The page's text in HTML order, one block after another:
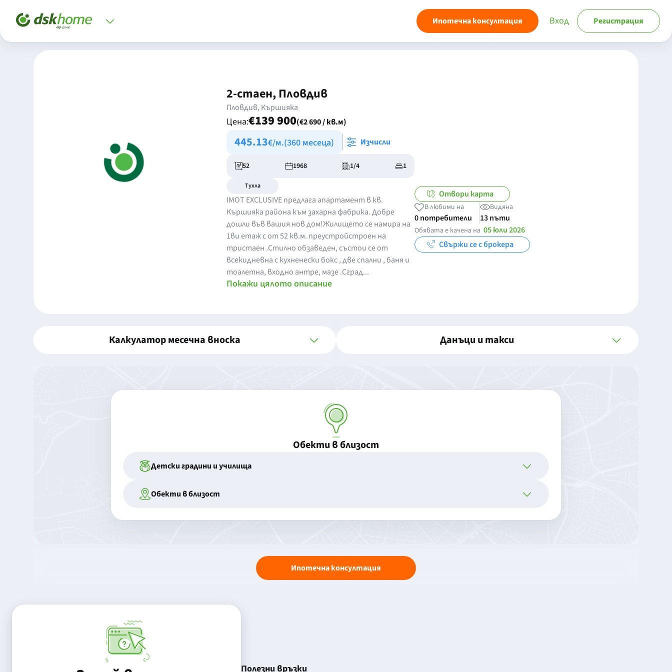
Ипотечна консултация Вход Регистрация
2-стаен, Пловдив
Пловдив, Кършияка
Цена:€139 900(€2 690 / кв.м)
445.13€/м.(360 месеца) Изчисли
52 1968 1/4 1
Тухла
IMOT EXCLUSIVE предлага апартамент в кв.
Кършияка района към захарна фабрика. Добре
дошли във вашия нов дом!Жилището се намира на
1ви етаж с от 52 кв.м. преустройстроен на
тристаен .Стилно обзаведен, състои се от
всекидневна с кухненески бокс , две спални , баня и
тоалетна, входно антре, мазе .Сград...
Покажи цялото описание
Отвори карта
В любими на
0 потребители
Видяна
13 пъти
Обявата е качена на 05 юли 2026
Свържи се с брокера
Калкулатор месечна вноска Данъци и такси
Обекти в близост
Детски градини и училища
Обекти в близост
Ипотечна консултация
Полезни връзки